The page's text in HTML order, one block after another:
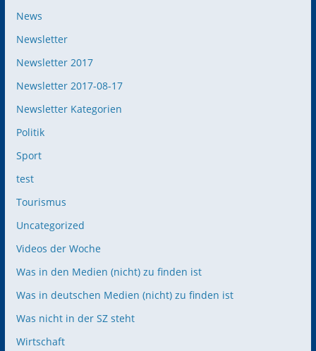
News
Newsletter
Newsletter 2017
Newsletter 2017-08-17
Newsletter Kategorien
Politik
Sport
test
Tourismus
Uncategorized
Videos der Woche
Was in den Medien (nicht) zu finden ist
Was in deutschen Medien (nicht) zu finden ist
Was nicht in der SZ steht
Wirtschaft